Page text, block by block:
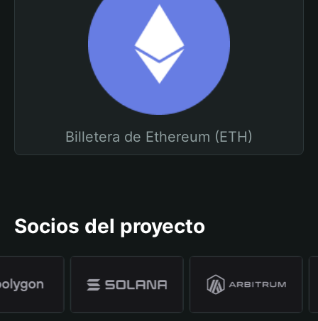
Billetera de Ethereum (ETH)
Socios del proyecto